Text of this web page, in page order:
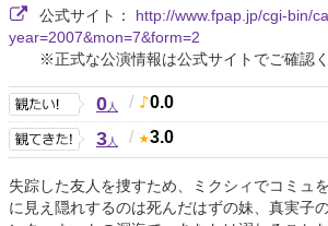
公式サイト： http://www.fpap.jp/cgi-bin/
year=2007&mon=7&form=2
※正式な公演情報は公式サイトでご確認く
0人 / 0.0
3人 / 3.0
失踪した友人を捜すため、ミクシィでコミュ
に見え隠れするのは死んだはずの妹、真実子